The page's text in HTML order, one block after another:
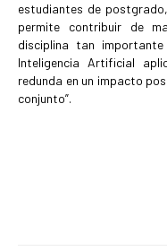
estudiantes de
permite contribuir de
disciplina tan
Inteligencia Artificial
redunda en un impacto
conjunto”.